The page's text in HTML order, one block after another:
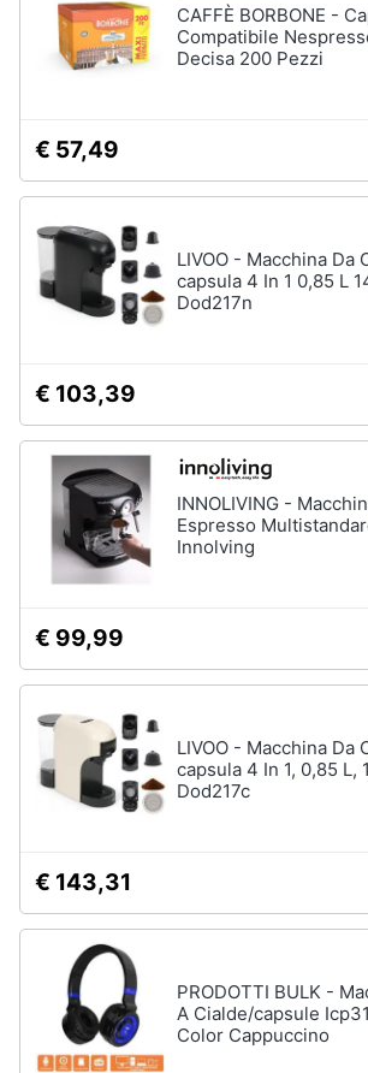
e
Giardinaggio
igiene
Giocattoli
Fotografia
Casalinghi
Abbigliamento
Sport
Motori
Festività
e
ricorrenze
Lavastoviglie
Lavastoviglie
Lavastoviglie
Bosch
Whirlpool
Lavastoviglie
libera
installazione
Forni,
cottura
Cappe
Forni
microonde
Forno
Elettrico
Cappa
Piano
Cottura
Elettrodomestici
incasso
Lavastoviglie
da
CAFFÈ BORBONE -
Compatibile
Decisa 200 Pezzi
€ 57,49
LIVOO - Macchina Da
capsula 4 In 1 0,85 L
Dod217n
€ 103,39
INNOLIVING -
Espresso
Innolving
€ 99,99
LIVOO - Macchina Da
capsula 4 In 1, 0,85 L,
Dod217c
€ 143,31
PRODOTTI BULK -
A Cialde/capsule
Color Cappuccino